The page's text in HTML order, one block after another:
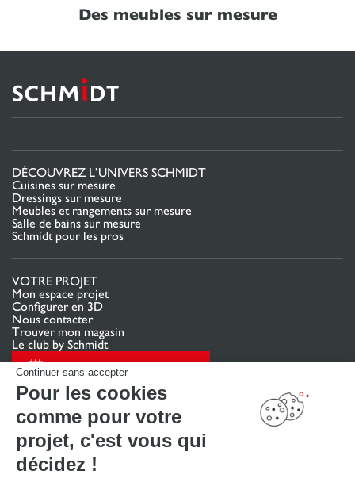
Continuer sans accepter
Pour les cookies
comme pour votre
projet, c'est vous qui
décidez !
Des meubles sur mesure
DÉCOUVREZ L’UNIVERS SCHMIDT
Cuisines sur mesure
Dressings sur mesure
Meubles et rangements sur mesure
Salle de bains sur mesure
Schmidt pour les pros
VOTRE PROJET
Mon espace projet
Configurer en 3D
Nous contacter
Trouver mon magasin
Le club by Schmidt
PRENDRE RENDEZ-VOUS
LIENS UTILES
Promotions
Guides de poses et d’entretien
Consulter notre catalogue